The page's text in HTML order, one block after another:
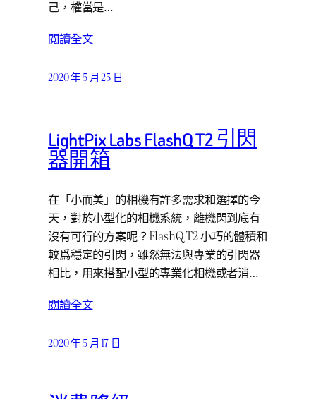
己，權當是…
閱讀全文
2020 年 5 月 25 日
LightPix Labs FlashQ T2 引閃
器開箱
在「小而美」的相機有許多需求和選擇的今
天，對於小型化的相機系統，離機閃到底有
沒有可行的方案呢？FlashQ T2 小巧的體積和
較爲穩定的引閃，雖然無法與專業的引閃器
相比，用來搭配小型的專業化相機或者消…
閱讀全文
2020 年 5 月 17 日